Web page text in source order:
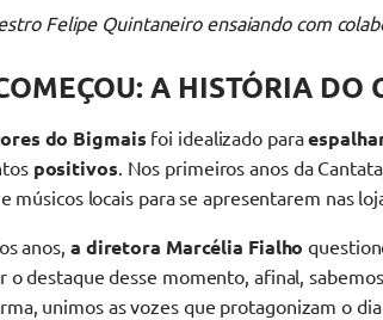
Felipe Quintaneiro ensaiando com
A HISTÓRIA DO
do Bigmais foi idealizado para
positivos. Nos primeiros anos da
músicos locais para se apresentarem nas
anos, a diretora Marcélia Fialho
o destaque desse momento, afinal,
unimos as vozes que protagonizam o